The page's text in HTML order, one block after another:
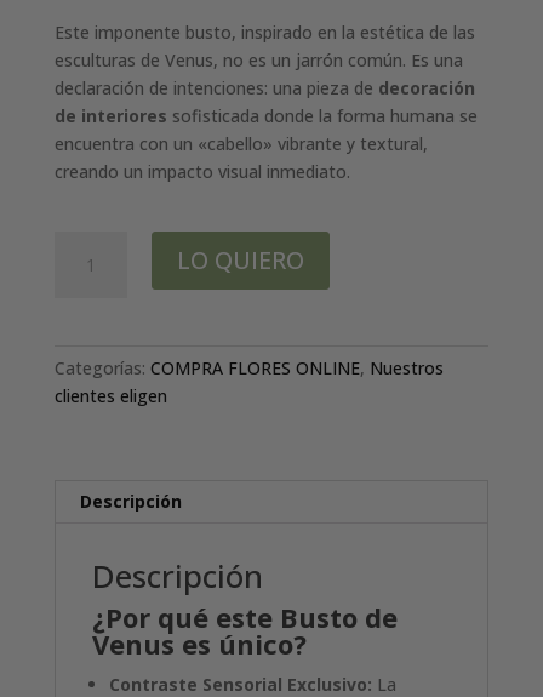
Este imponente busto, inspirado en la estética de las
esculturas de Venus, no es un jarrón común. Es una
declaración de intenciones: una pieza de decoración
de interiores sofisticada donde la forma humana se
encuentra con un «cabello» vibrante y textural,
creando un impacto visual inmediato.
Venus
LO QUIERO
Categorías: COMPRA FLORES ONLINE, Nuestros
clientes eligen
Descripción
Descripción
¿Por qué este Busto de
Venus es único?
Contraste Sensorial Exclusivo: La